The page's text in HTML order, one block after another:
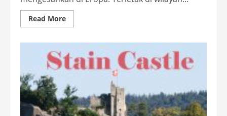
Read MoreRead
more
Swiss:
Tiga
Benteng
Legendaris
Penjaga
Gerbang
Alpen